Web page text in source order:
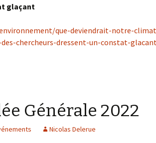
glaçant
que-deviendrait-notre-
chercheurs-dressent-un-constat-
Générale 2022
Nicolas Delerue